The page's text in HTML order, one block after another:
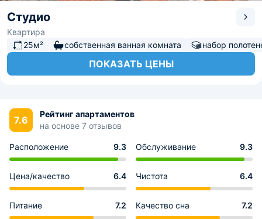
Студио
Квартира
25м²
собственная ванная комната набор
ПОКАЗАТЬ ЦЕНЫ
7.6
Рейтинг апартаментов
на основе 7 отзывов
Расположение 9.3 Обслуживание 9.3
Цена/качество 6.4 Чистота 6.4
Питание 7.2 Качество сна 7.2